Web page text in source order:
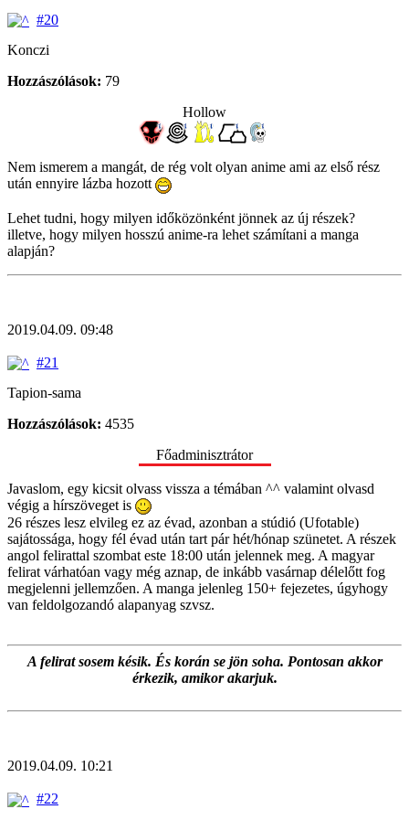
#20
Konczi
Hozzászólások: 79
Hollow
Nem ismerem a mangát, de rég volt olyan anime ami az első rész
után ennyire lázba hozott
Lehet tudni, hogy milyen időközönként jönnek az új részek?
illetve, hogy milyen hosszú anime-ra lehet számítani a manga
alapján?
2019.04.09. 09:48
#21
Tapion-sama
Hozzászólások: 4535
Főadminisztrátor
Javaslom, egy kicsit olvass vissza a témában ^^ valamint olvasd
végig a hírszöveget is
26 részes lesz elvileg ez az évad, azonban a stúdió (Ufotable)
sajátossága, hogy fél évad után tart pár hét/hónap szünetet. A részek
angol felirattal szombat este 18:00 után jelennek meg. A magyar
felirat várhatóan vagy még aznap, de inkább vasárnap délelőtt fog
megjelenni jellemzően. A manga jelenleg 150+ fejezetes, úgyhogy
van feldolgozandó alapanyag szvsz.
A felirat sosem késik. És korán se jön soha. Pontosan akkor
érkezik, amikor akarjuk.
2019.04.09. 10:21
#22